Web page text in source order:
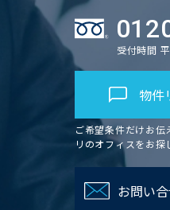
受付時間
物件
ご希望条件だけお伝
リのオフィスをお探
お問い